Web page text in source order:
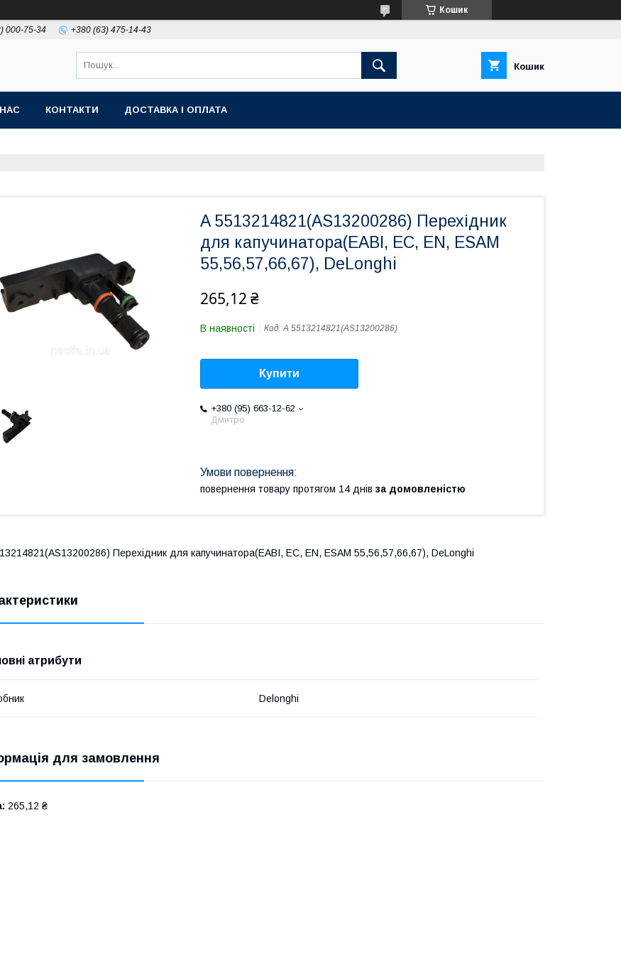
Кошик
000-75-34 +380 (63) 475-14-43
Кошик
КОНТАКТИ ДОСТАВКА І ОПЛАТА
A 5513214821(AS13200286) Перехідник
для капучинатора(EABI, EC, EN, ESAM
55,56,57,66,67), DeLonghi
265,12 ₴
В наявності Код:A 5513214821(AS13200286)
Купити
+380 (95) 663-12-62
Дмитро
повернення товару протягом 14 днів за домовленістю
Перехідник для капучинатора(EABI, EC, EN, ESAM 55,56,57,66,67), DeLonghi
атрибути
Delonghi
для замовлення
265,12 ₴